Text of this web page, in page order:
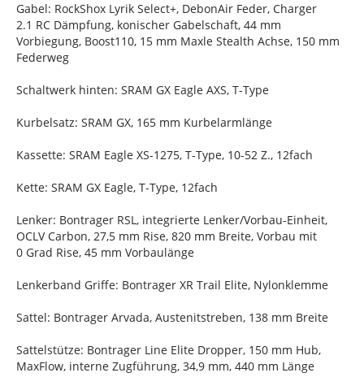
Gabel: RockShox Lyrik Select+, DebonAir Feder, Charger
2.1 RC Dämpfung, konischer Gabelschaft, 44 mm
Vorbiegung, Boost110, 15 mm Maxle Stealth Achse, 150 mm
Federweg
Schaltwerk hinten: SRAM GX Eagle AXS, T-Type
Kurbelsatz: SRAM GX, 165 mm Kurbelarmlänge
Kassette: SRAM Eagle XS-1275, T-Type, 10-52 Z., 12fach
Kette: SRAM GX Eagle, T-Type, 12fach
Lenker: Bontrager RSL, integrierte Lenker/Vorbau-Einheit,
OCLV Carbon, 27,5 mm Rise, 820 mm Breite, Vorbau mit
0 Grad Rise, 45 mm Vorbaulänge
Lenkerband Griffe: Bontrager XR Trail Elite, Nylonklemme
Sattel: Bontrager Arvada, Austenitstreben, 138 mm Breite
Sattelstütze: Bontrager Line Elite Dropper, 150 mm Hub,
MaxFlow, interne Zugführung, 34,9 mm, 440 mm Länge